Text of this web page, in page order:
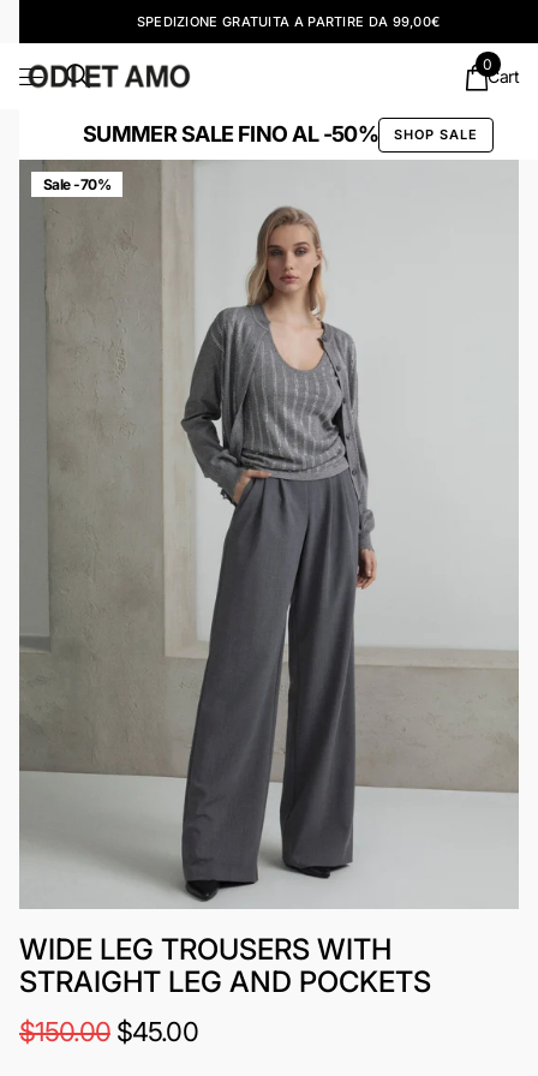
SPEDIZIONE GRATUITA A PARTIRE DA 99,00€
Cart
0
SUMMER SALE FINO AL -50% SHOP SALE
Sale -70%
WIDE LEG TROUSERS WITH
STRAIGHT LEG AND POCKETS
$150.00$45.00